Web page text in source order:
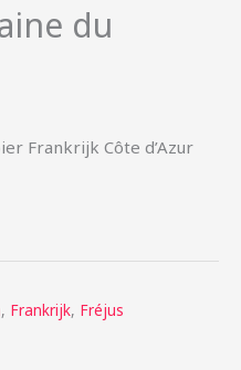
du
Frankrijk Côte d’Azur
, Frankrijk, Fréjus